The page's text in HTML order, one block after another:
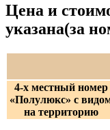
Цена и
указана(за
4-х местный номер
«Полулюкс» с
на территорию